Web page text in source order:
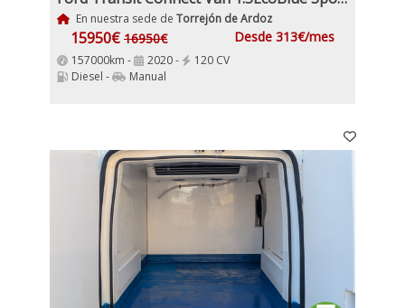
En nuestra sede de Torrejón de Ardoz
15950€ 16950€ Desde 313€/mes
157000km - 2020 -
120 CV
Diesel -
Manual